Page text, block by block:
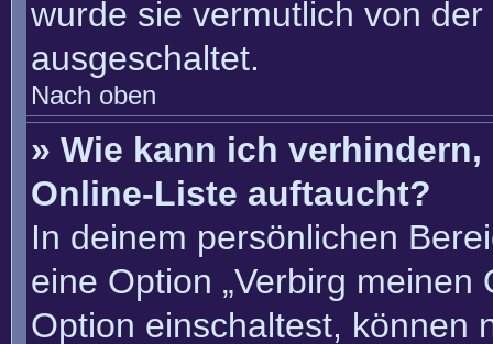
wurde sie vermutlich von
ausgeschaltet.
Nach oben
» Wie kann ich
Online-Liste auftaucht?
In deinem persönlichen
eine Option „Verbirg meinen
Option einschaltest, können